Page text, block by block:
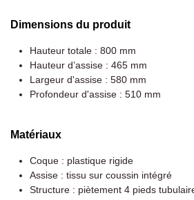
Dimensions du produit
Hauteur totale : 800 mm
Hauteur d’assise : 465 mm
Largeur d'assise : 580 mm
Profondeur d'assise : 510 mm
Matériaux
Coque : plastique rigide
Assise : tissu sur coussin intégré
Structure : piètement 4 pieds